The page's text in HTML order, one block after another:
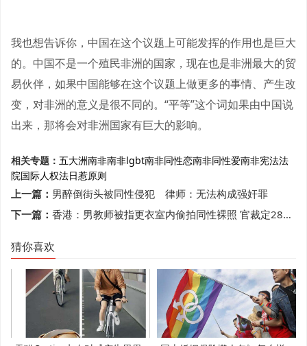
我也想告诉你，中国在这个议题上可能发挥的作用也是巨大
的。中国不是一个殖民非洲的国家，现在也是非洲最大的贸
易伙伴，如果中国能够在这个议题上做更多的事情、产生改
变，对非洲的意义是很不同的。“平等”这个词如果由中国说
出来，那将会对非洲国家有巨大的影响。
相关专题： 五大洲南非南非lgbt南非同性恋南非同性爱南非宪法法
院国际人权法日惹原则
上一篇： 男醉倒街头被同性侵犯 律师：无法构成强奸罪
下一篇： 香港：男教师被指更衣室内偷拍同性裸照 官裁定28项罪名全部不成立
猜你喜欢